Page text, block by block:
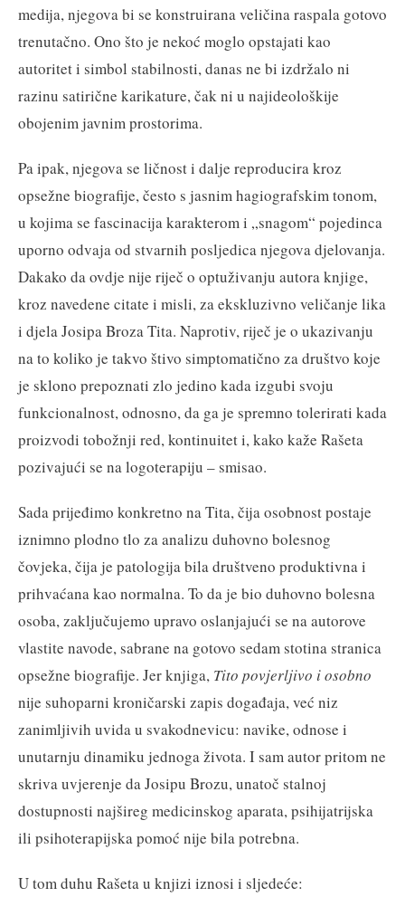
medija, njegova bi se konstruirana veličina raspala gotovo
trenutačno. Ono što je nekoć moglo opstajati kao
autoritet i simbol stabilnosti, danas ne bi izdržalo ni
razinu satirične karikature, čak ni u najideološkije
obojenim javnim prostorima.
Pa ipak, njegova se ličnost i dalje reproducira kroz
opsežne biografije, često s jasnim hagiografskim tonom,
u kojima se fascinacija karakterom i „snagom“ pojedinca
uporno odvaja od stvarnih posljedica njegova djelovanja.
Dakako da ovdje nije riječ o optuživanju autora knjige,
kroz navedene citate i misli, za ekskluzivno veličanje lika
i djela Josipa Broza Tita. Naprotiv, riječ je o ukazivanju
na to koliko je takvo štivo simptomatično za društvo koje
je sklono prepoznati zlo jedino kada izgubi svoju
funkcionalnost, odnosno, da ga je spremno tolerirati kada
proizvodi tobožnji red, kontinuitet i, kako kaže Rašeta
pozivajući se na logoterapiju – smisao.
Sada prijeđimo konkretno na Tita, čija osobnost postaje
iznimno plodno tlo za analizu duhovno bolesnog
čovjeka, čija je patologija bila društveno produktivna i
prihvaćana kao normalna. To da je bio duhovno bolesna
osoba, zaključujemo upravo oslanjajući se na autorove
vlastite navode, sabrane na gotovo sedam stotina stranica
opsežne biografije. Jer knjiga, Tito povjerljivo i osobno
nije suhoparni kroničarski zapis događaja, već niz
zanimljivih uvida u svakodnevicu: navike, odnose i
unutarnju dinamiku jednoga života. I sam autor pritom ne
skriva uvjerenje da Josipu Brozu, unatoč stalnoj
dostupnosti najšireg medicinskog aparata, psihijatrijska
ili psihoterapijska pomoć nije bila potrebna.
U tom duhu Rašeta u knjizi iznosi i sljedeće: